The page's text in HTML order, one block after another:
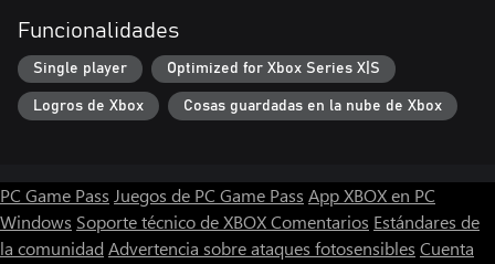
Funcionalidades
Single player Optimized for Xbox Series X|S
Logros de Xbox Cosas guardadas en la nube de Xbox
PC Game Pass Juegos de PC Game Pass App XBOX en PC
Windows Soporte técnico de XBOXComentarios Estándares de
la comunidad Advertencia sobre ataques fotosensibles Cuenta